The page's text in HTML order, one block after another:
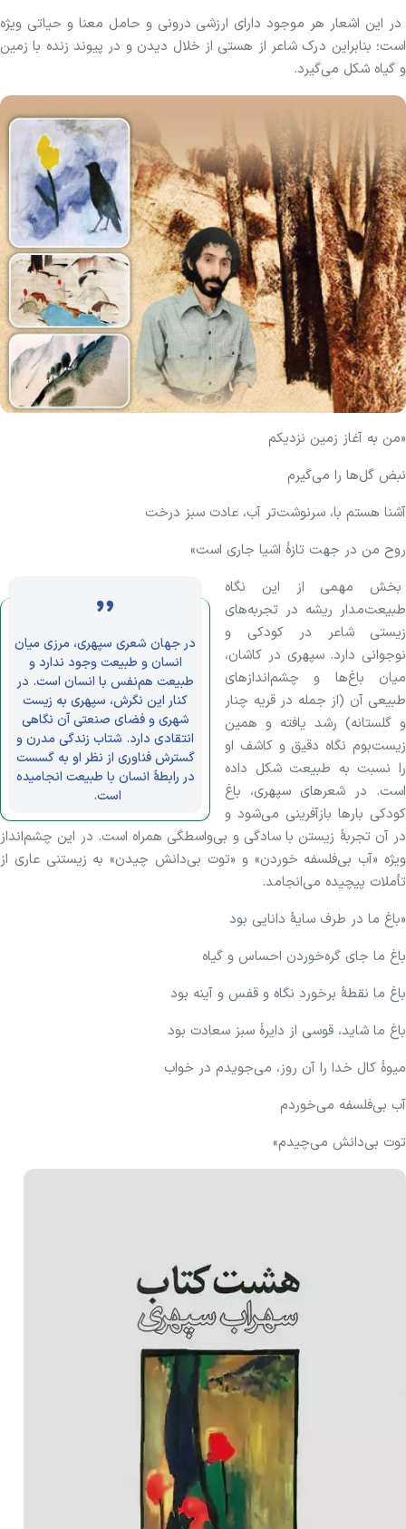
در این اشعار هر موجود دارای ارزشی درونی و حامل معنا و حیاتی ویژه
است؛ بنابراین درک شاعر از هستی از خلال دیدن و در پیوند زنده با زمین
و گیاه شکل می‌گیرد.
«من به آغاز زمین نزدیکم
نبض گل‌ها را می‌گیرم
آشنا هستم با، سرنوشت‌تر آب، عادت سبز درخت
روح من در جهت تازهٔ اشیا جاری است»
در جهان شعری سپهری، مرزی میان
انسان و طبیعت وجود ندارد و
طبیعت هم‌نفس با انسان است. در
کنار این نگرش، سپهری به زیست
شهری و فضای صنعتی آن نگاهی
انتقادی دارد. شتاب زندگی مدرن و
گسترش فناوری از نظر او به گسست
در رابطهٔ انسان با طبیعت انجامیده
است.
بخش مهمی از این نگاه
طبیعت‌مدار ریشه در تجربه‌های
زیستی شاعر در کودکی و
نوجوانی دارد. سپهری در کاشان،
میان باغ‌ها و چشم‌انداز‌های
طبیعی آن (از جمله در قریه چنار
و گلستانه) رشد یافته و همین
زیست‌بوم نگاه دقیق و کاشف او
را نسبت به طبیعت شکل داده
است. در شعر‌های سپهری، باغ
کودکی بار‌ها بازآفرینی می‌شود و
در آن تجربهٔ زیستن با سادگی و بی‌واسطگی همراه است. در این چشم‌انداز
ویژه «آب بی‌فلسفه خوردن» و «توت بی‌دانش چیدن» به زیستنی عاری از
تأملات پیچیده می‌انجامد.
«باغ ما در طرف سایهٔ دانایی بود
باغ ما جای گره‌خوردن احساس و گیاه
باغ ما نقطهٔ برخورد نگاه و قفس و آینه بود
باغ ما شاید، قوسی از دایرهٔ سبز سعادت بود
میوهٔ کال خدا را آن روز، می‌جویدم در خواب
آب بی‌فلسفه می‌خوردم
توت بی‌دانش می‌چیدم»